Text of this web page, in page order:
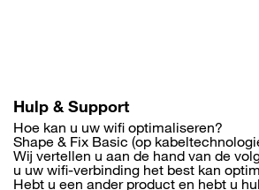
Hulp & Support
Hoe kan u uw wifi optimaliseren?
Shape & Fix Basic (op
Wij vertellen u aan de hand van de
u uw wifi-verbinding het best kan
Hebt u een ander product en hebt u